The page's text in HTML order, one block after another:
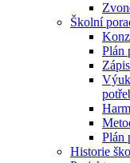
Školní
Plán
Plán
Historie